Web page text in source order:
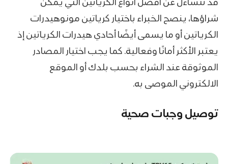
شراؤها، ينصح الخبراء باختيار كرياتين مونوهيدرات
الكرياتين أو ما يسمى أيضًا أحادي هيدرات الكرياتين إذ
يعتبر الأكثر أمانًا وفعالية. كما يجب اختيار المصادر
الموثوقة عند الشراء بحسب بلدك أو الموقع
الالكتروني الموصى به.
توصيل وجبات صحية